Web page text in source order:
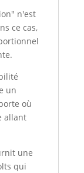
n'est
ce cas,
un
où
allant
une
qui